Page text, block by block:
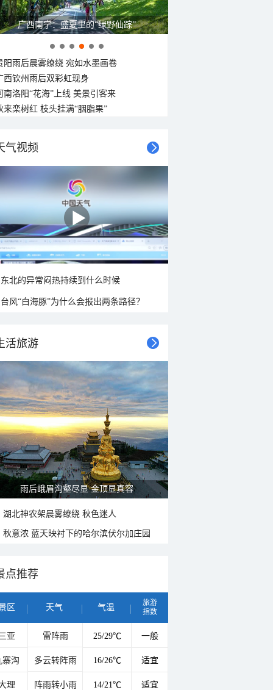
广西南宁：盛夏里的“绿野仙踪”
阳雨后晨雾缭绕 宛如水墨画卷
西钦州雨后双彩虹现身
南洛阳“花海”上线 美景引客来
来栾树红 枝头挂满“胭脂果”
气视频
东北的异常闷热持续到什么时候
台风“白海豚”为什么会报出两条路径？
活旅游
雨后峨眉沟壑尽显 金顶显真容
湖北神农架晨雾缭绕 秋色迷人
秋意浓 蓝天映衬下的哈尔滨伏尔加庄园
点推荐
区 天气 气温
旅游
指数
亚 雷阵雨 25/29℃ 一般
寨沟 多云转阵雨 16/26℃ 适宜
理 阵雨转小雨 14/21℃ 适宜